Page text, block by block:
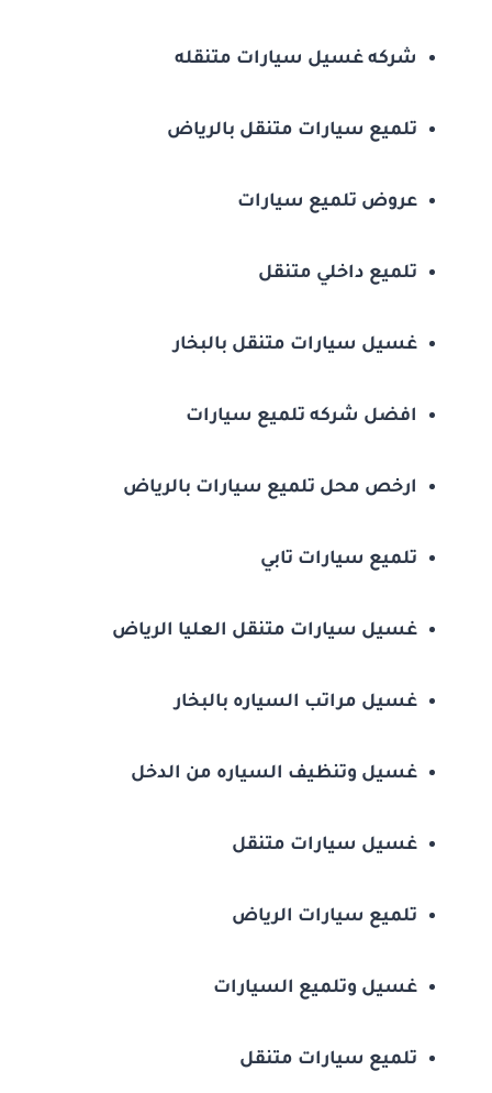
شركه غسيل سيارات متنقله
تلميع سيارات متنقل بالرياض
عروض تلميع سيارات
تلميع داخلي متنقل
غسيل سيارات متنقل بالبخار
افضل شركه تلميع سيارات
ارخص محل تلميع سيارات بالرياض
تلميع سيارات تابي
غسيل سيارات متنقل العليا الرياض
غسيل مراتب السياره بالبخار
غسيل وتنظيف السياره من الدخل
غسيل سيارات متنقل
تلميع سيارات الرياض
غسيل وتلميع السيارات
تلميع سيارات متنقل